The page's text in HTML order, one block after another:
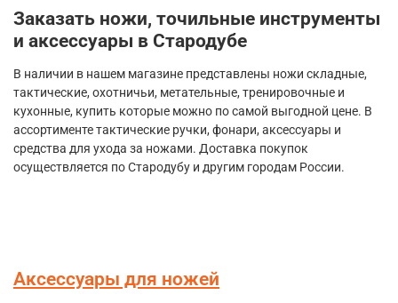
Заказать ножи, точильные инструменты
и аксессуары в Стародубе
В наличии в нашем магазине представлены ножи складные,
тактические, охотничьи, метательные, тренировочные и
кухонные, купить которые можно по самой выгодной цене. В
ассортименте тактические ручки, фонари, аксессуары и
средства для ухода за ножами. Доставка покупок
осуществляется по Стародубу и другим городам России.
Аксессуары для ножей